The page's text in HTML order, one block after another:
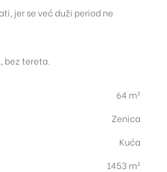
jer se već duži period ne
bez tereta.
64 m²
Zenica
Kuća
1453 m²